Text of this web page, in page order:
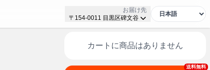
お届け先
〒154-0011 目黒区碑文谷
カートに商品はありません
送料無料